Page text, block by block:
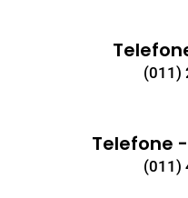
(011)
Telefone
(011)